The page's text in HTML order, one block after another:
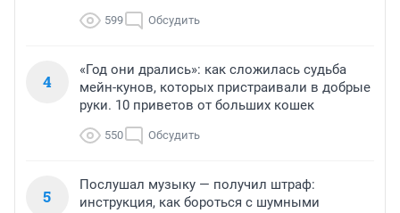
599 Обсудить
4
«Год они дрались»: как сложилась судьба
мейн-кунов, которых пристраивали в добрые
руки. 10 приветов от больших кошек
550 Обсудить
5
Послушал музыку — получил штраф:
инструкция, как бороться с шумными